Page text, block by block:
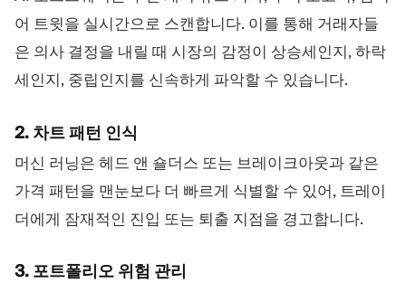
어 트윗을 실시간으로 스캔합니다. 이를 통해 거래자들
은 의사 결정을 내릴 때 시장의 감정이 상승세인지, 하락
세인지, 중립인지를 신속하게 파악할 수 있습니다.
2. 차트 패턴 인식
머신 러닝은 헤드 앤 숄더스 또는 브레이크아웃과 같은
가격 패턴을 맨눈보다 더 빠르게 식별할 수 있어, 트레이
더에게 잠재적인 진입 또는 퇴출 지점을 경고합니다.
3. 포트폴리오 위험 관리